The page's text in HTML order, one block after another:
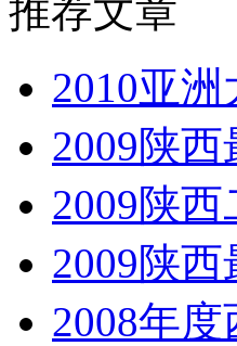
推荐文章
2010亚
2009陕
2009陕
2009陕
2008年